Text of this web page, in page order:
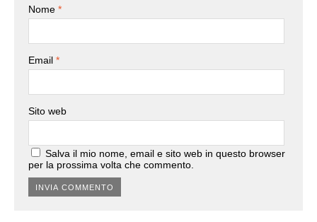
Nome *
Email *
Sito web
Salva il mio nome, email e sito web in questo browser
per la prossima volta che commento.